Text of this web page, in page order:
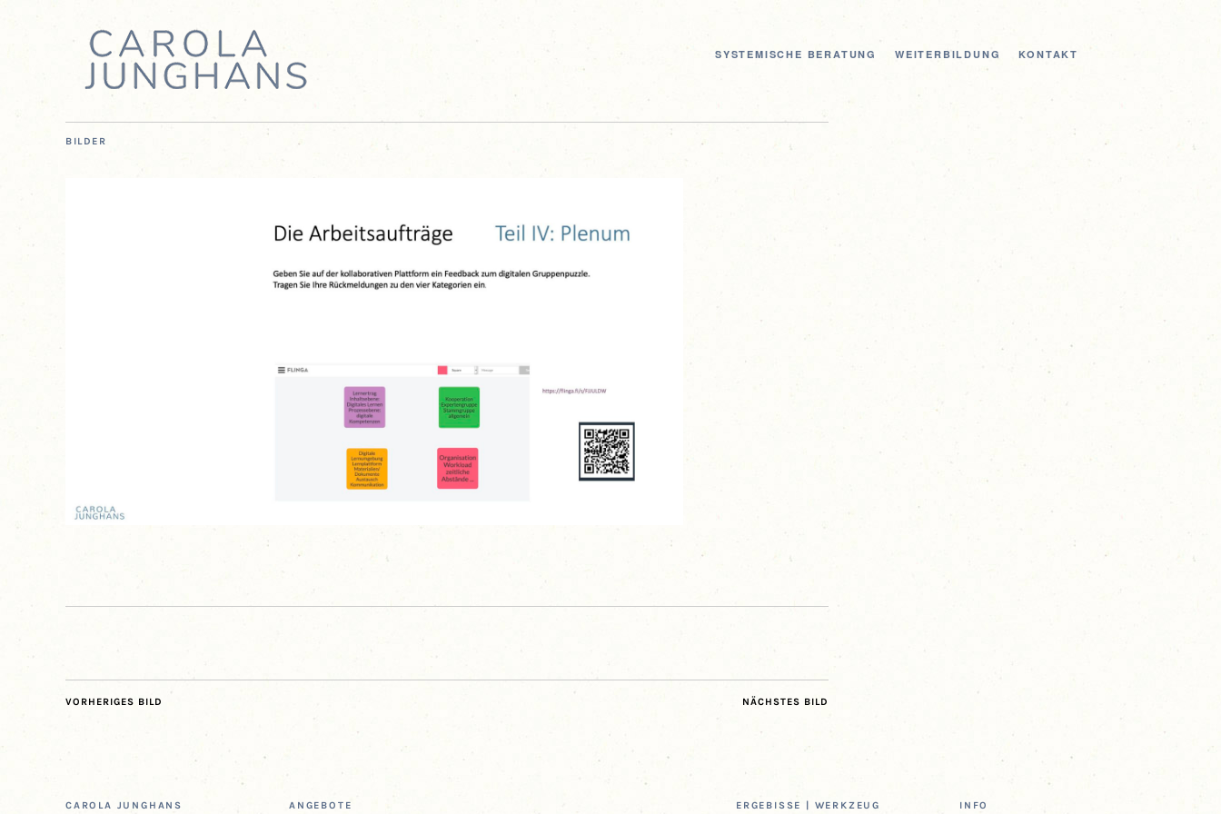
SYS­TE­MI­SCHE BERATUNG WEI­TER­BIL­DUNG KON­TAKT
BILDER
NÄCHSTES BILD
VORHERIGES BILD
CARO­LA JUNGHANS ANGE­BO­TE ERGE­BIS­SE | WERKZEUG INFO